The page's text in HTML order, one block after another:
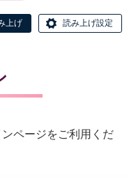
上げ 読み上げ設定
ページをご利用くだ